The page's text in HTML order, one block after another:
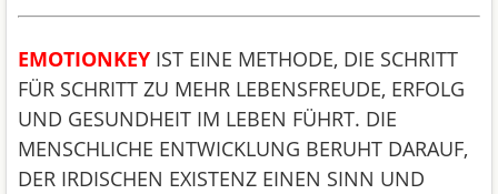
EMOTIONKEY IST EINE METHODE, DIE SCHRITT
FÜR SCHRITT ZU MEHR LEBENSFREUDE, ERFOLG
UND GESUNDHEIT IM LEBEN FÜHRT. DIE
MENSCHLICHE ENTWICKLUNG BERUHT DARAUF,
DER IRDISCHEN EXISTENZ EINEN SINN UND